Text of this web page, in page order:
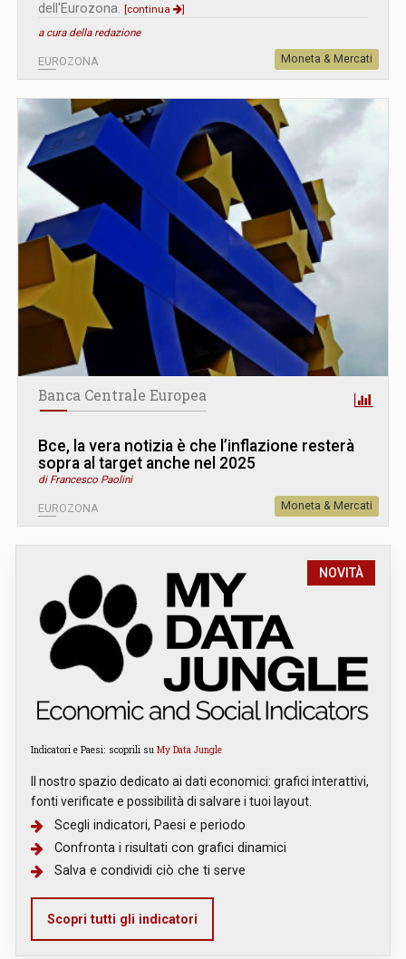
dell'Eurozona. [continua
]
a cura della redazione
EUROZONA Moneta & Mercati
Banca Centrale Europea
Bce, la vera notizia è che l’inflazione resterà
sopra al target anche nel 2025
di Francesco Paolini
EUROZONA Moneta & Mercati
NOVITÀ
Indicatori e Paesi: scoprili su My Data Jungle
Il nostro spazio dedicato ai dati economici: grafici interattivi,
fonti verificate e possibilità di salvare i tuoi layout.
Scegli indicatori, Paesi e periodo
Confronta i risultati con grafici dinamici
Salva e condividi ciò che ti serve
Scopri tutti gli indicatori